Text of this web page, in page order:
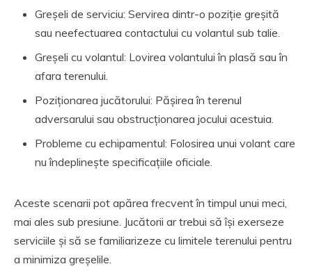
Greșeli de serviciu: Servirea dintr-o poziție greșită
sau neefectuarea contactului cu volantul sub talie.
Greșeli cu volantul: Lovirea volantului în plasă sau în
afara terenului.
Poziționarea jucătorului: Pășirea în terenul
adversarului sau obstrucționarea jocului acestuia.
Probleme cu echipamentul: Folosirea unui volant care
nu îndeplinește specificațiile oficiale.
Aceste scenarii pot apărea frecvent în timpul unui meci,
mai ales sub presiune. Jucătorii ar trebui să își exerseze
serviciile și să se familiarizeze cu limitele terenului pentru
a minimiza greșelile.